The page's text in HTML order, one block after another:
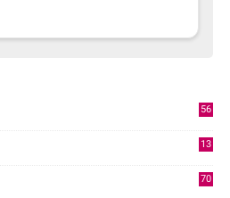
56
13
70